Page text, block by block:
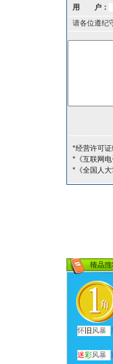
用 户：
请各位遵纪
*经营许可
*《互联网电
*《全国人大
怀 旧 风暴
迷彩风暴